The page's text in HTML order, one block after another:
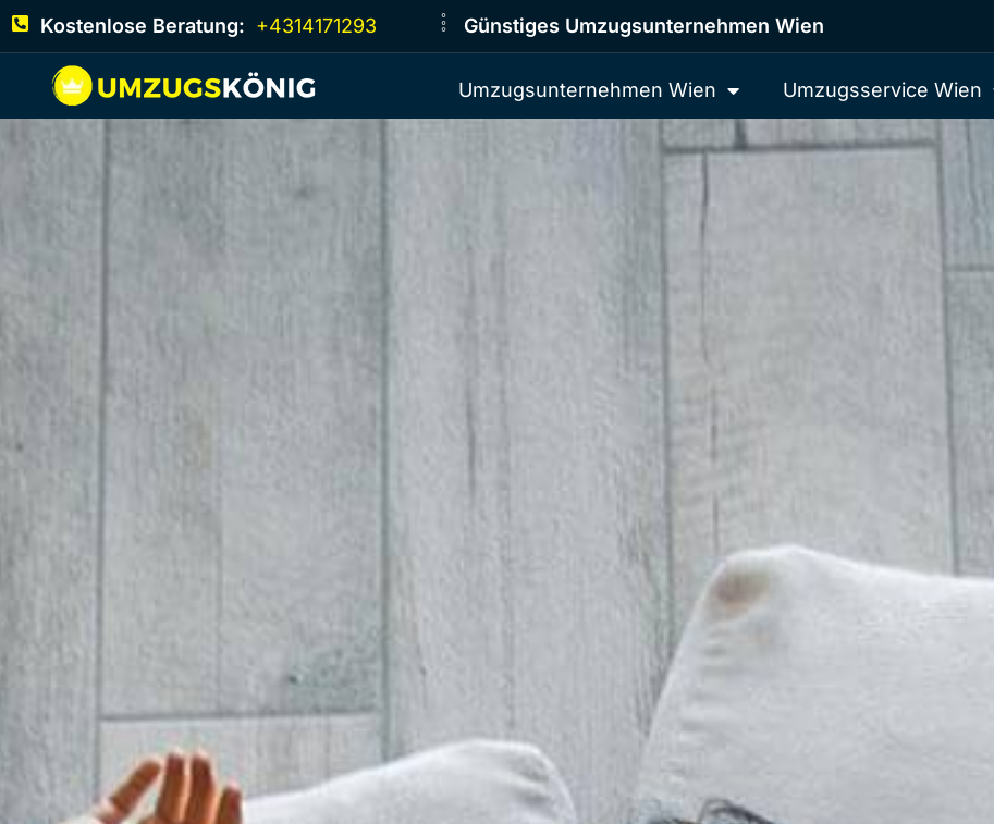
Kostenlose Beratung: +4314171293 Günstiges Umzugsunternehmen Wien
Umzugsunternehmen Wien Umzugsservice Wien